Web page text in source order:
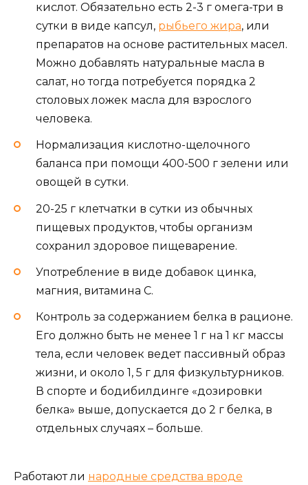
кислот. Обязательно есть 2-3 г омега-три в
сутки в виде капсул, рыбьего жира, или
препаратов на основе растительных масел.
Можно добавлять натуральные масла в
салат, но тогда потребуется порядка 2
столовых ложек масла для взрослого
человека.
Нормализация кислотно-щелочного
баланса при помощи 400-500 г зелени или
овощей в сутки.
20-25 г клетчатки в сутки из обычных
пищевых продуктов, чтобы организм
сохранил здоровое пищеварение.
Употребление в виде добавок цинка,
магния, витамина С.
Контроль за содержанием белка в рационе.
Его должно быть не менее 1 г на 1 кг массы
тела, если человек ведет пассивный образ
жизни, и около 1, 5 г для физкультурников.
В спорте и бодибилдинге «дозировки
белка» выше, допускается до 2 г белка, в
отдельных случаях – больше.
Работают ли народные средства вроде